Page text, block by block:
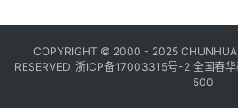
COPYRIGHT © 2000 - 2025 CHUNHUA
RESERVED. 浙ICP备17003315号-2全国春
500